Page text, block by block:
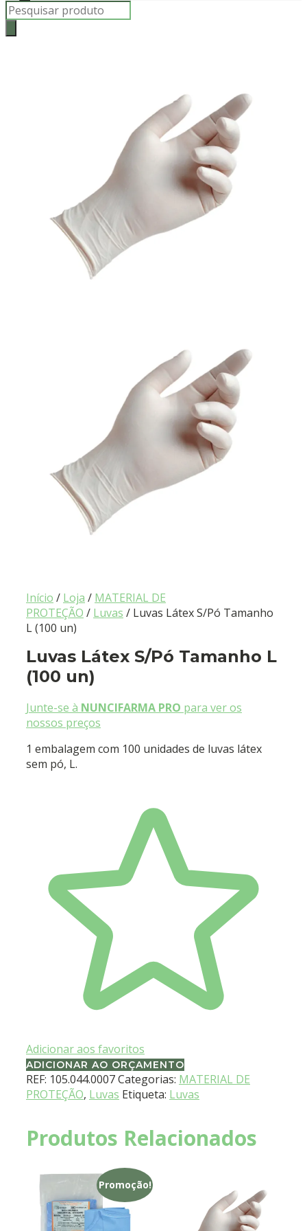
Products
search
Início / Loja / MATERIAL DE
PROTEÇÃO / Luvas / Luvas Látex S/Pó Tamanho
L (100 un)
Luvas Látex S/Pó Tamanho L
(100 un)
Junte-se à NUNCIFARMA PRO para ver os
nossos preços
1 embalagem com 100 unidades de luvas látex
sem pó, L.
Adicionar aos favoritos
ADICIONAR AO ORÇAMENTO
REF: 105.044.0007Categorias: MATERIAL DE
PROTEÇÃO, Luvas Etiqueta: Luvas
Produtos Relacionados
Promoção!